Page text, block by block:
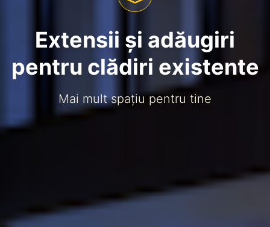
Extensii și adăugiri
pentru clădiri existente
Mai mult spațiu pentru tine